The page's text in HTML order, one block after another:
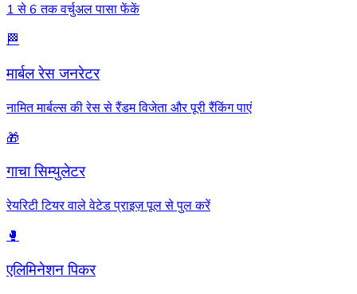
1 से 6 तक वर्चुअल पासा फेंकें
🏁
मार्बल रेस जनरेटर
नामित मार्बल्स की रेस से रैंडम विजेता और पूरी रैंकिंग पाएं
🎁
गाचा सिम्युलेटर
रेयरिटी टियर वाले वेटेड प्राइज़ पूल से पुल करें
🥊
एलिमिनेशन पिकर